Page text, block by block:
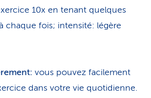
10x en tenant quelques
chaque fois; intensité: légère
vous pouvez facilement
dans votre vie quotidienne.